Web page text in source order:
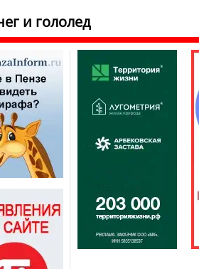
и гололед
Печать